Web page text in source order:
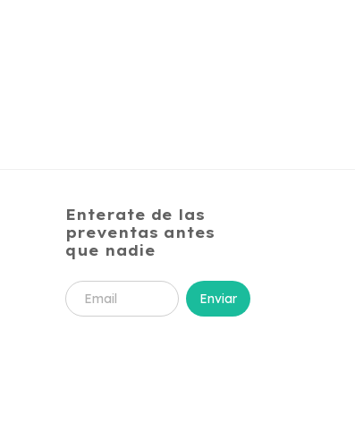
Enterate de las
preventas antes
que nadie